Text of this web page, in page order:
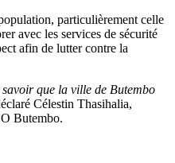
particulièrement celle
avec les services de sécurité
afin de lutter contre la
que la ville de Butembo
Célestin Thasihalia,
Butembo.